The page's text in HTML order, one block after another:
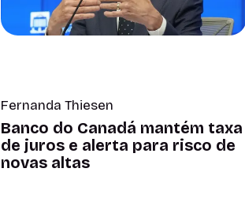
Fernanda Thiesen
Banco do Canadá mantém taxa
de juros e alerta para risco de
novas altas